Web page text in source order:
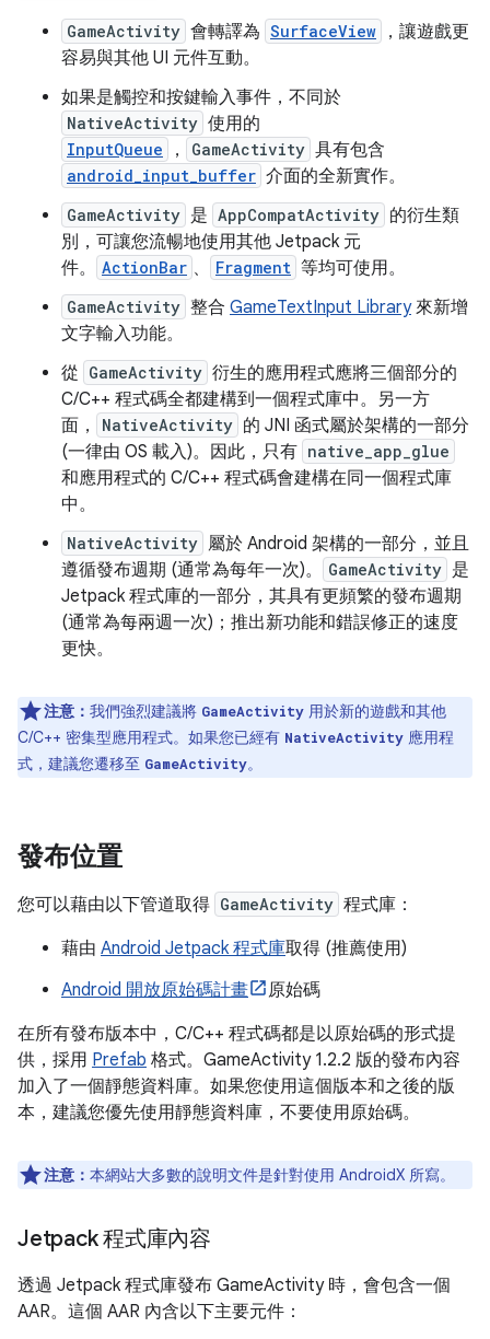
GameActivity 會轉譯為 SurfaceView
，讓遊戲更
容易與其他 UI 元件互動。
如果是觸控和按鍵輸入事件，不同於
NativeActivity 使用的
InputQueue ， GameActivity 具有包含
android_input_buffer 介面的全新實作。
GameActivity 是 AppCompatActivity 的衍生類
別，可讓您流暢地使用其他 Jetpack 元
件。
ActionBar 、 Fragment 等均可使用。
GameActivity 整合 GameTextInput Library來新增
文字輸入功能。
從 GameActivity 衍生的應用程式應將三個部分的
C/C++ 程式碼全都建構到一個程式庫中。另一方
面，
NativeActivity 的 JNI 函式屬於架構的一部分
(一律由 OS 載入)。因此，只有 native_app_glue
和應用程式的 C/C++ 程式碼會建構在同一個程式庫
中。
NativeActivity 屬於 Android 架構的一部分，並且
遵循發布週期 (通常為每年一次)。
GameActivity 是
Jetpack 程式庫的一部分，其具有更頻繁的發布週期
(通常為每兩週一次)；推出新功能和錯誤修正的速度
更快。
注意： 我們強烈建議將 GameActivity 用於新的遊戲和其他
C/C++ 密集型應用程式。如果您已經有 NativeActivity 應用程
式，建議您遷移至 GameActivity。
發布位置
您可以藉由以下管道取得 GameActivity 程式庫：
藉由 Android Jetpack 程式庫取得 (推薦使用)
Android 開放原始碼計畫
原始碼
在所有發布版本中，C/C++ 程式碼都是以原始碼的形式提
供，採用 Prefab 格式。GameActivity 1.2.2 版的發布內容
加入了一個靜態資料庫。如果您使用這個版本和之後的版
本，建議您優先使用靜態資料庫，不要使用原始碼。
注意： 本網站大多數的說明文件是針對使用 AndroidX 所寫。
Jetpack 程式庫內容
透過 Jetpack 程式庫發布 GameActivity 時，會包含一個
AAR。這個 AAR 內含以下主要元件：